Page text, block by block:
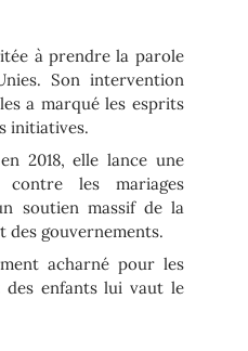
à prendre la parole
Son intervention
a marqué les esprits
initiatives.
2018, elle lance une
contre les mariages
soutien massif de la
gouvernements.
acharné pour les
des enfants lui vaut le